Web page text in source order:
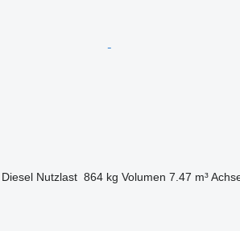
Diesel Nutzlast 864 kg Volumen 7.47 m³